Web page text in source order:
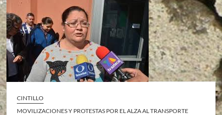
CINTILLO
MOVILIZACIONES Y PROTESTAS POR EL ALZA AL TRANSPORTE